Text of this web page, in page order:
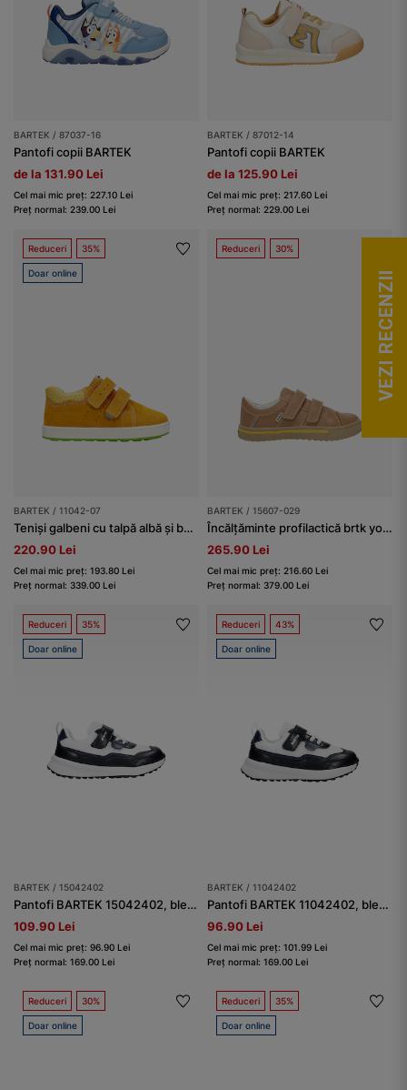
BARTEK / 87037-16
Pantofi copii BARTEK
de la 131.90 Lei
Cel mai mic preț: 227.10 Lei
Preț normal: 239.00 Lei
BARTEK / 87012-14
Pantofi copii BARTEK
de la 125.90 Lei
Cel mai mic preț: 217.60 Lei
Preț normal: 229.00 Lei
Reduceri 35%
Doar online
BARTEK / 11042-07
Teniși galbeni cu talpă albă și bază verde 11042-07
220.90 Lei
Cel mai mic preț: 193.80 Lei
Preț normal: 339.00 Lei
Reduceri 30%
BARTEK / 15607-029
Încălțăminte profilactică brtk young BARTEK 15607-029, bej
265.90 Lei
Cel mai mic preț: 216.60 Lei
Preț normal: 379.00 Lei
Reduceri 35%
Doar online
BARTEK / 15042402
Pantofi BARTEK 15042402, bleumarin-alb
109.90 Lei
Cel mai mic preț: 96.90 Lei
Preț normal: 169.00 Lei
Reduceri 43%
Doar online
BARTEK / 11042402
Pantofi BARTEK 11042402, bleumarin-alb
96.90 Lei
Cel mai mic preț: 101.99 Lei
Preț normal: 169.00 Lei
Reduceri 30%
Doar online
Reduceri 35%
Doar online
VEZI RECENZII